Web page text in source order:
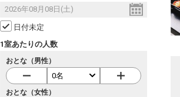
日付未定
1室あたりの人数
おとな（男性）
おとな（女性）